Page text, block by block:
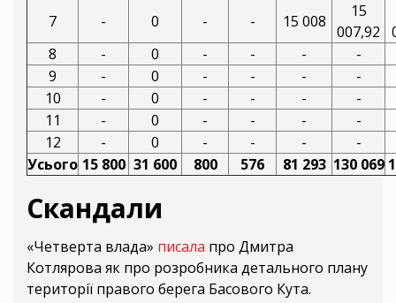
7
- 0 - - 15 008
15
007,92
8
- 0 - - -
-
9
- 0 - - -
-
10
- 0 - - -
-
11
- 0 - - -
-
12
- 0 - - -
-
Усього 15 800 31 600 800 576 81 293 130 069
Скандали
«Четверта влада» писала про Дмитра
Котлярова як про розробника детального плану
території правого берега Басового Кута.